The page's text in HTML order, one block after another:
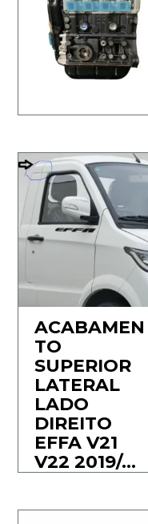
ACABAMEN
TO
SUPERIOR
LATERAL
LADO
DIREITO
EFFA V21
V22 2019/…